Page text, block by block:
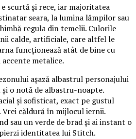
scurtă și rece, iar majoritatea
seara, la lumina lămpilor sau
regula din temelii. Culorile
calde, artificiale, care altfel le
funcționează atât de bine cu
metalice.
așază albastrul personajului
o notă de albastru-noapte.
și sofisticat, exact pe gustul
Vrei căldură în mijlocul iernii.
sau un verde de brad și ai instant o
identitatea lui Stitch.